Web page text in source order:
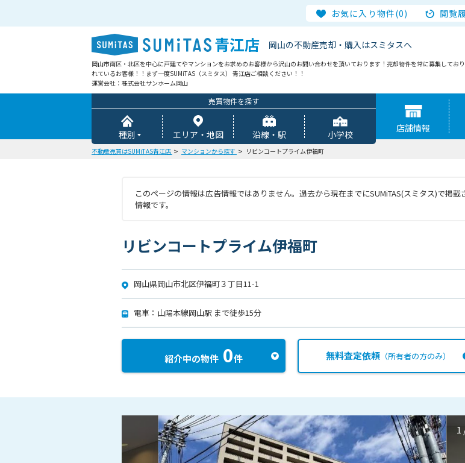
お気に入り物件(0) 閲覧
青江店 岡山の不動産売却・購入はスミタスへ
岡山市南区・北区を中心に戸建てやマンションをお求めのお客様から沢山のお問い合わせを頂いております！売却物件を常に募集してお
れているお客様！！まず一度SUMiTAS（スミタス） 青江店ご相談ください！！
運営会社：株式会社サンホーム岡山
売買物件を探す
種別 エリア・地図 沿線・駅 小学校
店舗情報
不動産売買はSUMiTAS青江店 マンションから探す リビンコートプライム伊福町
このページの情報は広告情報ではありません。過去から現在までにSUMiTAS(スミタス)で掲
情報です。
リビンコートプライム伊福町
1
岡山県岡山市北区伊福町３丁目11-1
電車：山陽本線岡山駅 まで徒歩15分
紹介中の物件 0件 無料査定依頼（所有者の方のみ）